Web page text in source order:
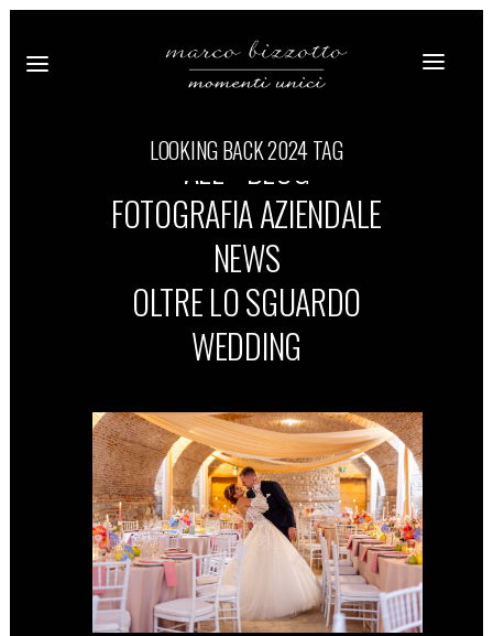
LOOKING BACK 2024 TAG
ALL BLOG
FOTOGRAFIA AZIENDALE
NEWS
OLTRE LO SGUARDO
WEDDING